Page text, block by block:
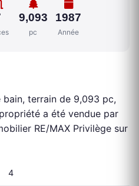
9,093
pc
1987
Année
bain, terrain de 9,093 pc,
a été vendue par
RE/MAX Privilège sur
4